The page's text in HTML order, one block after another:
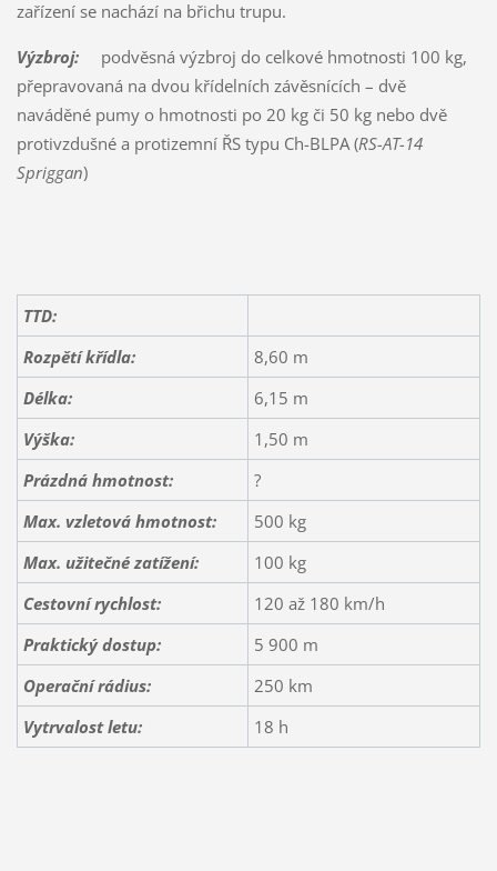
zařízení se nachází na břichu trupu.
Výzbroj:podvěsná výzbroj do celkové hmotnosti 100 kg,
přepravovaná na dvou křídelních závěsnících – dvě
naváděné pumy o hmotnosti po 20 kg či 50 kg nebo dvě
protivzdušné a protizemní ŘS typu Ch-BLPA (RS-AT-14
Spriggan)
TTD:
Rozpětí křídla:
8,60 m
Délka:
6,15 m
Výška:
1,50 m
Prázdná hmotnost:
?
Max. vzletová hmotnost:
500 kg
Max. užitečné zatížení:
100 kg
Cestovní rychlost:
120 až 180 km/h
Praktický dostup:
5 900 m
Operační rádius:
250 km
Vytrvalost letu:
18 h